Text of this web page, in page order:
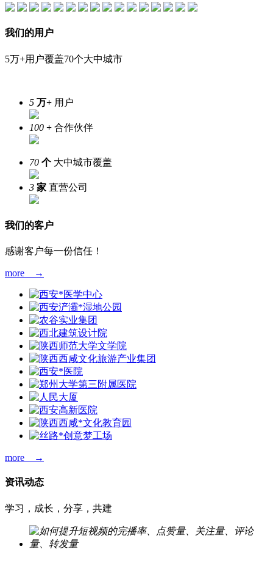
我们的用户
5万+用户覆盖70个大中城市
5 万+ 用户
100 + 合作伙伴
70 个 大中城市覆盖
3 家 直营公司
我们的客户
感谢客户每一份信任！
more →
more →
资讯动态
学习，成长，分享，共建